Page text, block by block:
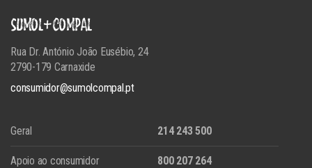
SUMOL+COMPAL
Rua Dr. António João Eusébio, 24
2790-179 Carnaxide
consumidor@sumolcompal.pt
Geral 214 243 500
Apoio ao consumidor 800 207 264